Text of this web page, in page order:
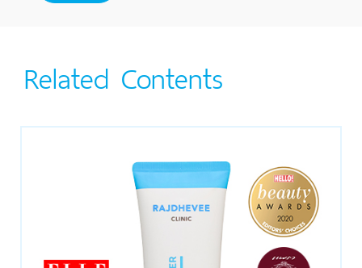
Related Contents